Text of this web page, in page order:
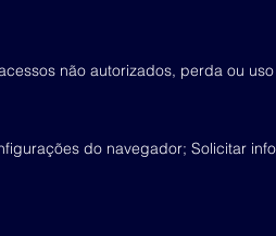
não autorizados, perda ou
do navegador; Solicitar